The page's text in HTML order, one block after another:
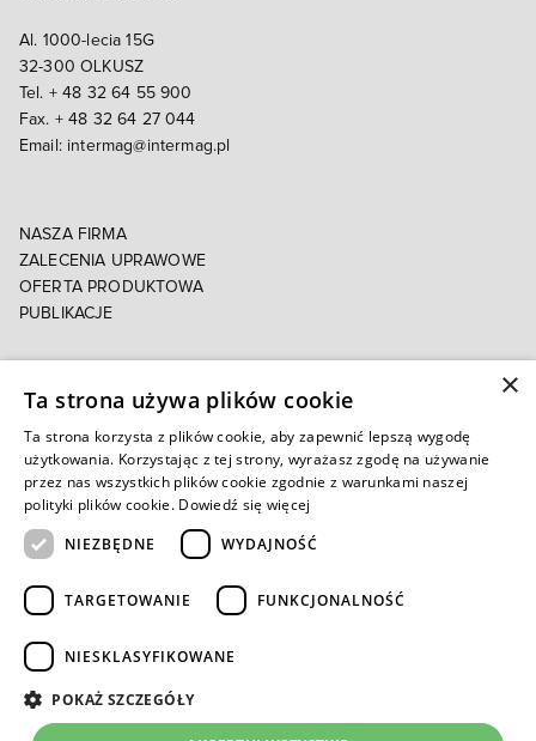
Al. 1000-lecia 15G
32-300 OLKUSZ
Tel. + 48 32 64 55 900
Fax. + 48 32 64 27 044
Email: intermag@intermag.pl
NASZA FIRMA
ZALECENIA UPRAWOWE
OFERTA PRODUKTOWA
PUBLIKACJE
POLITYKA COOKIES
E-FAKTURA
Autoryzowany e-sklep
×
Ta strona używa plików cookie
Ta strona korzysta z plików cookie, aby zapewnić lepszą wygodę
użytkowania. Korzystając z tej strony, wyrażasz zgodę na używanie
przez nas wszystkich plików cookie zgodnie z warunkami naszej
polityki plików cookie. Dowiedź się więcej
NIEZBĘDNE
WYDAJNOŚĆ
TARGETOWANIE FUNKCJONALNOŚĆ
NIESKLASYFIKOWANE
POKAŻ SZCZEGÓŁY